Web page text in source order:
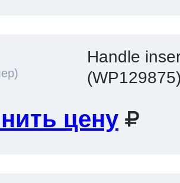
Handle
цену